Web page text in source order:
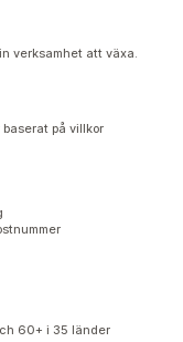
verksamhet att växa.
på villkor
60+ i 35 länder